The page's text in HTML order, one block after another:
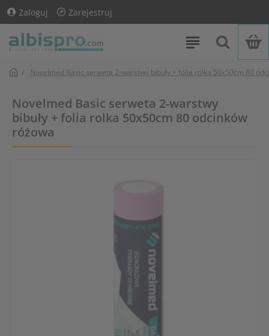
Zaloguj Zarejestruj
Novelmed Basic serweta 2-warstwy bibuły + folia rolka 50x50cm 80
Novelmed Basic serweta 2-warstwy
bibuły + folia rolka 50x50cm 80 odcinków
różowa